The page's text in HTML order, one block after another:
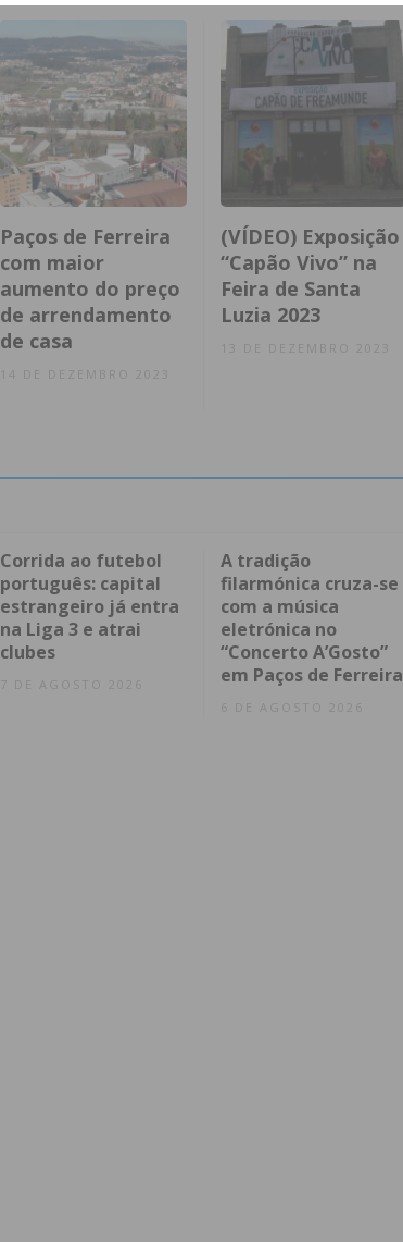
Paços de Ferreira
com maior
aumento do preço
de arrendamento
de casa
14 DE DEZEMBRO 2023
(VÍDEO) Exposição
“Capão Vivo” na
Feira de Santa
Luzia 2023
Corrida ao futebol
português: capital
estrangeiro já entra
na Liga 3 e atrai
clubes
7 DE AGOSTO 2026
A tradição
filarmónica cruza-se
com a música
eletrónica no
“Concerto A’Gosto”
em Paços de Ferreira
6 DE AGOSTO 2026